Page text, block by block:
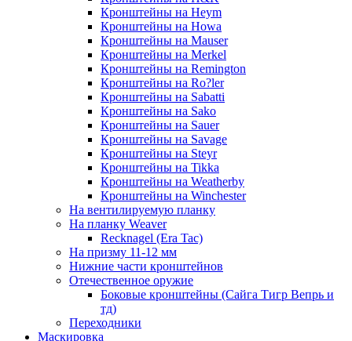
Кронштейны на Heym
Кронштейны на Howa
Кронштейны на Mauser
Кронштейны на Merkel
Кронштейны на Remington
Кронштейны на Ro?ler
Кронштейны на Sabatti
Кронштейны на Sako
Кронштейны на Sauer
Кронштейны на Savage
Кронштейны на Steyr
Кронштейны на Tikka
Кронштейны на Weatherby
Кронштейны на Winchester
На вентилируемую планку
На планку Weaver
Recknagel (Era Tac)
На призму 11-12 мм
Нижние части кронштейнов
Отечественное оружие
Боковые кронштейны (Сайга Тигр Вепрь и
тд)
Переходники
Маскировка